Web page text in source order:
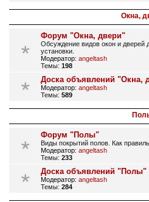
Окна,
Форум "Окна, двери"
Обсуждение видов окон и дверей
установки.
Модератор: angeltash
Темы: 198
Доска объявлений "Окна,
Модератор: angeltash
Темы: 589
Форум "Полы"
Виды покрытий полов. Как
Модератор: angeltash
Темы: 233
Доска объявлений "Полы"
Модератор: angeltash
Темы: 284